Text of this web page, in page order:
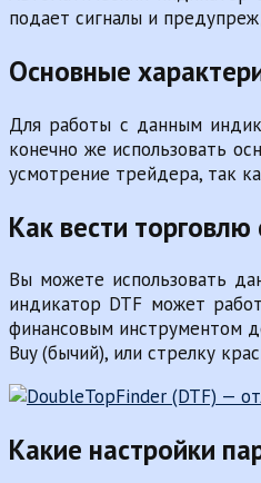
подает сигналы и
Основные
Для работы с данным
конечно же использовать
усмотрение трейдера, так
Как вести
Вы можете использовать
индикатор DTF может
финансовым инструментом
Buy (бычий), или стрелку
Какие настройки